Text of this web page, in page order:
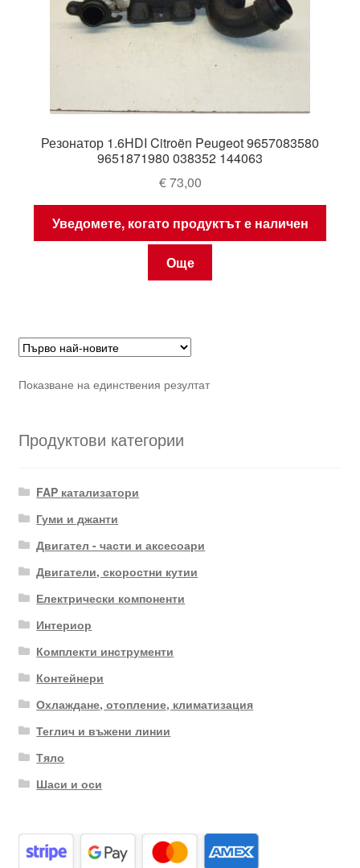
Резонатор 1.6HDI Citroën Peugeot 9657083580
9651871980 038352 144063
€73,00
Уведомете, когато продуктът е наличен
Още
Показване на единствения резултат
Продуктови категории
FAP катализатори
Гуми и джанти
Двигател - части и аксесоари
Двигатели, скоростни кутии
Електрически компоненти
Интериор
Комплекти инструменти
Контейнери
Охлаждане, отопление, климатизация
Теглич и въжени линии
Тяло
Шаси и оси